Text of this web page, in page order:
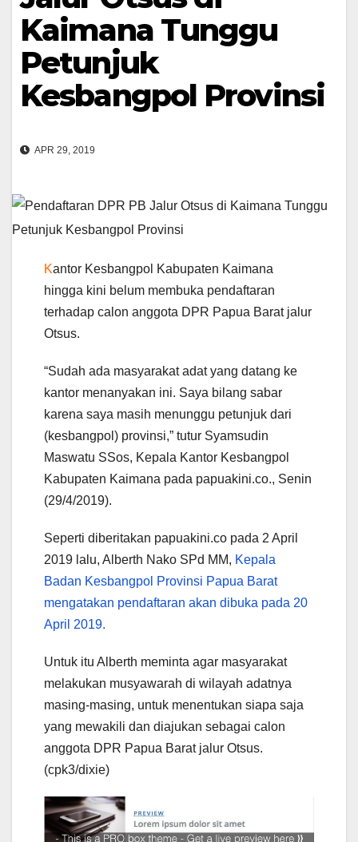
Kaimana Tunggu
Petunjuk
Kesbangpol Provinsi
APR 29, 2019
Kantor Kesbangpol Kabupaten Kaimana
hingga kini belum membuka pendaftaran
terhadap calon anggota DPR Papua Barat jalur
Otsus.
“Sudah ada masyarakat adat yang datang ke
kantor menanyakan ini. Saya bilang sabar
karena saya masih menunggu petunjuk dari
(kesbangpol) provinsi,” tutur Syamsudin
Maswatu SSos, Kepala Kantor Kesbangpol
Kabupaten Kaimana pada papuakini.co., Senin
(29/4/2019).
Seperti diberitakan papuakini.co pada 2 April
2019 lalu, Alberth Nako SPd MM, Kepala
Badan Kesbangpol Provinsi Papua Barat
mengatakan pendaftaran akan dibuka pada 20
April 2019.
Untuk itu Alberth meminta agar masyarakat
melakukan musyawarah di wilayah adatnya
masing-masing, untuk menentukan siapa saja
yang mewakili dan diajukan sebagai calon
anggota DPR Papua Barat jalur Otsus.
(cpk3/dixie)